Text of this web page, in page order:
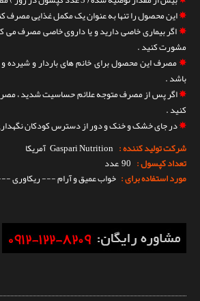
✵این محصول را تنها به عنوان یک مکمل غذایی مصرف
✵اگر بیماری خاصی دارید و یا داروی خاصی مصرف
مشورت کنید .
✵
باشد .
✵اگر پس از مصرف متوجه علائم حساسیت شدید ،
کنید .
✵در جای خشک و خنک و دور از دسترس کودکان
شرکت تولید کننده : Gaspari Nutrition آمریکا
تعداد کپسول : 90 عدد
مورد استفاده برای : خواب عمیق و آرام --- ریکاوری